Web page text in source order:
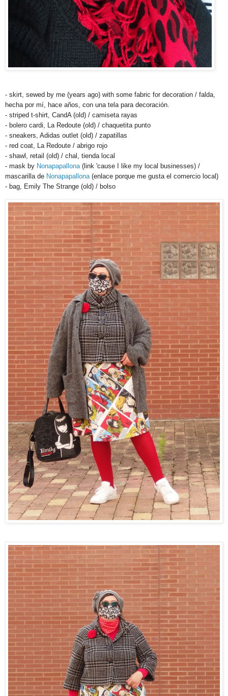
- skirt, sewed by me (years ago) with some fabric for decoration / falda,
hecha por mí, hace años, con una tela para decoración.
- striped t-shirt, CandA (old) / camiseta rayas
- bolero cardi, La Redoute (old) / chaquetita punto
- sneakers, Adidas outlet (old) / zapatillas
- red coat, La Redoute / abrigo rojo
- shawl, retail (old) / chal, tienda local
- mask by Nonapapallona (link 'cause I like my local businesses) /
mascarilla de Nonapapallona (enlace porque me gusta el comercio local)
- bag, Emily The Strange (old) / bolso